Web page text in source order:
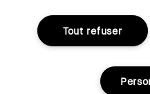
Politique de Confidentialité
Accessibilité ou Distribution
Consignes de tri
Gérer les Cookies
Tout refuser